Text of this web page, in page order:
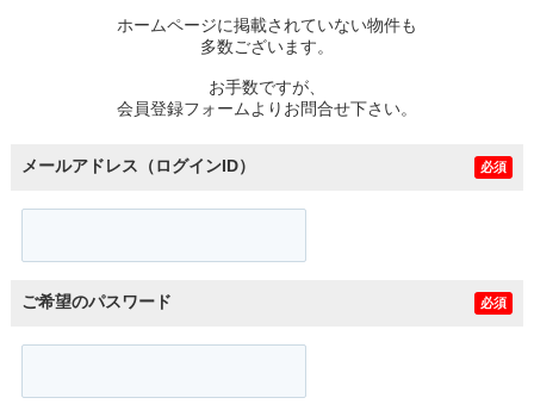
ホームページに掲載されていない物件も
多数ございます。
お手数ですが、
会員登録フォームよりお問合せ下さい。
メールアドレス（ログインID） 必須
ご希望のパスワード 必須